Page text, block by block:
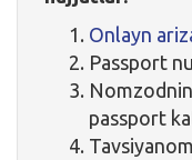
Onlayn
Passport
passport